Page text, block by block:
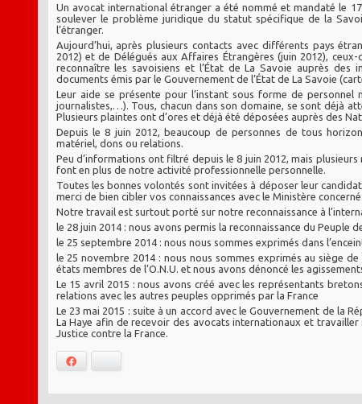
Un avocat international étranger a été nommé et mandaté le
soulever le problème juridique du statut spécifique de la
l’étranger.
Aujourd’hui, après plusieurs contacts avec différents pays
2012) et de Délégués aux Affaires Étrangères (juin 2012),
reconnaître les savoisiens et l’État de La Savoie auprès des
documents émis par le Gouvernement de l’État de La Savoie
Leur aide se présente pour l’instant sous forme de personnel
journalistes,…). Tous, chacun dans son domaine, se sont déjà
Plusieurs plaintes ont d’ores et déjà été déposées auprès des
Depuis le 8 juin 2012, beaucoup de personnes de tous
matériel, dons ou relations.
Peu d’informations ont filtré depuis le 8 juin 2012, mais
font en plus de notre activité professionnelle personnelle.
Toutes les bonnes volontés sont invitées à déposer leur
merci de bien cibler vos connaissances avec le Ministère
Notre travail est surtout porté sur notre reconnaissance à
le 28 juin 2014 : nous avons permis la reconnaissance du Peuple
le 25 septembre 2014 : nous nous sommes exprimés dans
le 25 novembre 2014 : nous nous sommes exprimés au siège
états membres de l’O.N.U. et nous avons dénoncé les
Le 15 avril 2015 : nous avons créé avec les représentants
relations avec les autres peuples opprimés par la France
Le 23 mai 2015 : suite à un accord avec le Gouvernement de la
La Haye afin de recevoir des avocats internationaux et
Justice contre la France.